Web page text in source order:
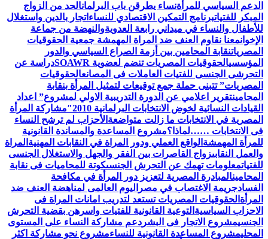
الدعم السياسي للمرأةنساء يطرقن باب البرلمانالحد من الزواج
المبكر للفتياتبرنامج التمكين الاقتصادي للنساء اتجار بالدين واستغلال
للأطفال والنساء في ميداني رابعة العدويةوالنهضة من جماعة
الإخوانمعنا نقاوم العنف ضد المراة المهمشة جمعية الحقوقيات
المصرياتنقابة المحامين بين أزمة الصراع السياسي والدور
المؤسسيالحقوقيات المصريات تنضم لعضوية SOAWR
دراسة عن
التحرشى الجنسى للفتيات العاملات فى المصانعالحقوقيات
المصريات” تتبنى حملة جمع توقيعات لتمثيل المرأة بنقابة
المحامينتقرير اعلامي عن الدورة التدريبية الاولي لمشروع” اعداد
القيادات النسائية لخوض الانتخابات البرلمانية 2010″
مشاركة المرأة
المصرية في الانتخابات ما زالت متواضعة الأحزاب لم ترشح النساء
فى الانتخابات ……لماذا؟مشروع المساعدة والمساندة القانونية
للمرأة المهمشة الواقع العملي ودور المراة في النقابات المهنية المراة
والعمل النقابىزواج القاصرات بين الفقر والجهل والاستغلال الجنسى
للفتياتمعلومات تهمك عن التحرش الجنسىكوتة للمحاميات فى نقابة
المحامينالمبادرة المصرية لتعزيز دور المرأة في مكافحة
الفسادجريمة الاغتصاب في مصر اليوم العالمى لمناهضة العنف ضد
المرأة الحقوقيات المصريات تستعد لتدريب امانات المراة فى
الاحزاب السياسية التوعية القانونية للفتيات واسرهن بقضية التحرش
الجنسيمشروع الاتجار فى البشر دعم مشاركة النساء على المستوى
المحليمشروع المساعدة القانونية للنساءمشروع نحو مشاركة اكثر